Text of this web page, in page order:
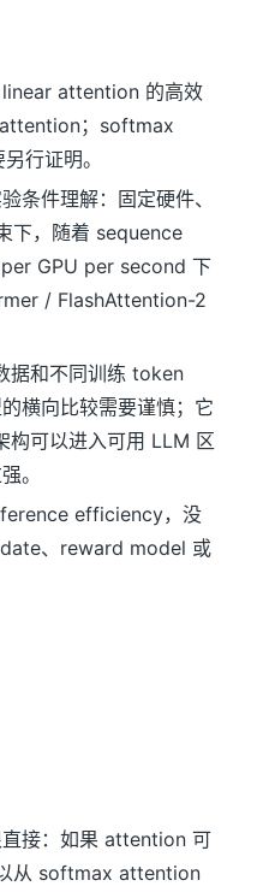
attention 的高效
；softmax
行证明。
条件理解：固定硬件、
下，随着 sequence
GPU per second 下
/ FlashAttention-2
据和不同训练 token
横向比较需要谨慎；它
可以进入可用 LLM 区
。
efficiency，没
、reward model 或
接：如果 attention 可
从 softmax attention